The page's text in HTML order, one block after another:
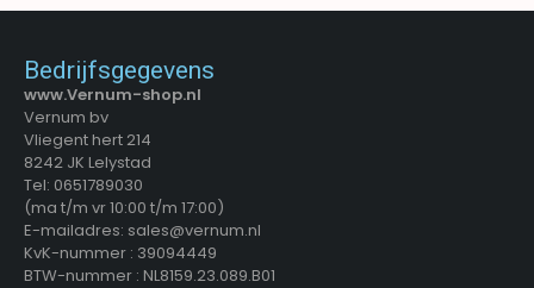
Bedrijfsgegevens
www.Vernum-shop.nl
Vernum bv
Vliegent hert 214
8242 JK Lelystad
Tel: 0651789030
(ma t/m vr 10:00 t/m 17:00)
E-mailadres: sales@vernum.nl
KvK-nummer : 39094449
BTW-nummer : NL8159.23.089.B01